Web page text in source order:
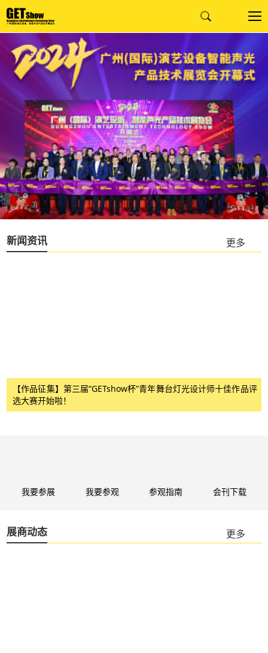
新闻资讯 更多
【作品征集】第三届“GETshow杯”青年舞台灯光设计师十佳作品评
选大赛开始啦！
我要参展 我要参观 参观指南 会刊下载
展商动态 更多